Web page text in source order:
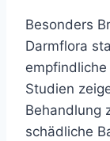
Besonders
Darmflora
Studien
Behandlung
schädliche